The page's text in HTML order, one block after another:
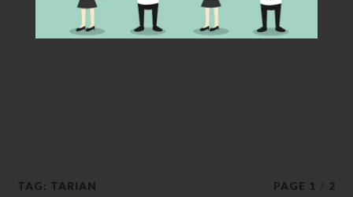
TAG: TARIAN PAGE 1 2